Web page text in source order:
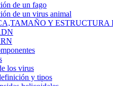
de un fago
de un virus animal
Y ESTRUCTURA
los virus
y tipos